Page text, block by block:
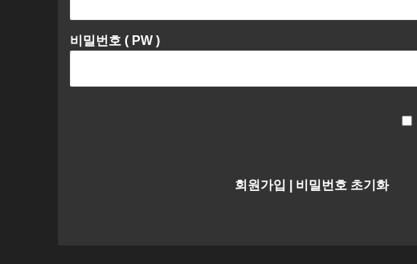
비밀번호 ( PW )
회원가입 비밀번호 초기화